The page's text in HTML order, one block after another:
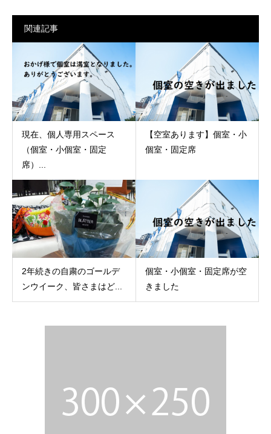
関連記事
現在、個人専用スペース
（個室・小個室・固定
席）...
【空室あります】個室・小
個室・固定席
2年続きの自粛のゴールデ
ンウイーク、皆さまはど...
個室・小個室・固定席が空
きました